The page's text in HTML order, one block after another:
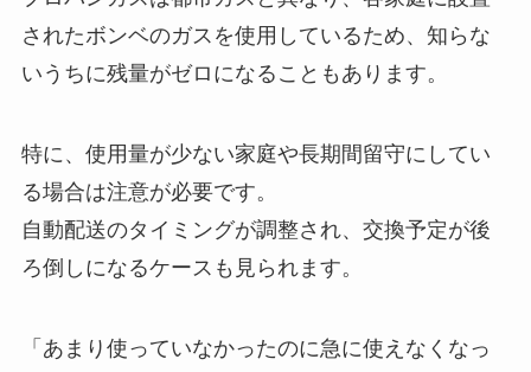
されたボンベのガスを使用しているため、知らな
いうちに残量がゼロになることもあります。
特に、使用量が少ない家庭や長期間留守にしてい
る場合は注意が必要です。
自動配送のタイミングが調整され、交換予定が後
ろ倒しになるケースも見られます。
「あまり使っていなかったのに急に使えなくなっ